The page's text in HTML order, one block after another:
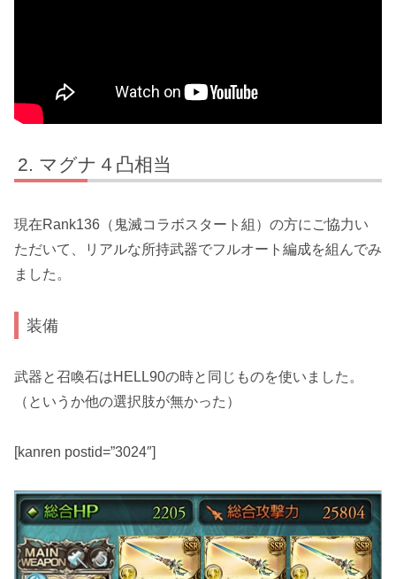
マグナ４凸相当
現在Rank136（鬼滅コラボスタート組）の方にご協力い
ただいて、リアルな所持武器でフルオート編成を組んでみ
ました。
装備
武器と召喚石はHELL90の時と同じものを使いました。
（というか他の選択肢が無かった）
[kanren postid=”3024″]